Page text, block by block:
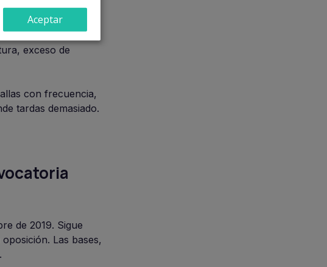
un artículo o
exceso de
con frecuencia,
tardas demasiado.
de 2019. Sigue
Las bases,
Aceptar